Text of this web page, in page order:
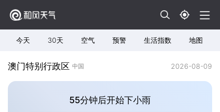
今天 30天 空气 预警 生活指数 地图
澳门特别行政区 中国 2026-08-09
55分钟后开始下小雨